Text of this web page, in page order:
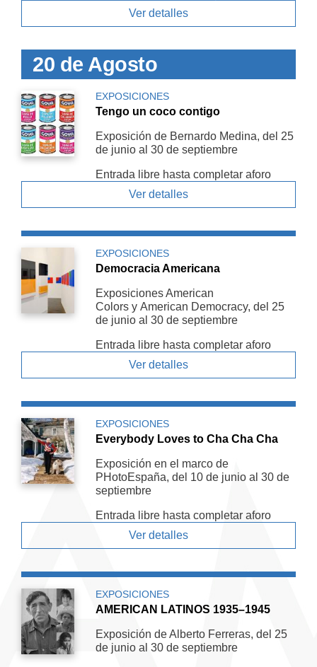
Ver detalles
20 de Agosto
EXPOSICIONES
Tengo un coco contigo
Exposición de Bernardo Medina, del 25
de junio al 30 de septiembre
Entrada libre hasta completar aforo
Ver detalles
EXPOSICIONES
Democracia Americana
Exposiciones American
Colors y American De­mocracy, del 25
de junio al 30 de septiembre
Entrada libre hasta completar aforo
Ver detalles
EXPOSICIONES
Everybody Loves to Cha Cha Cha
Exposición en el marco de
PHotoEspaña, del 10 de junio al 30 de
septiembre
Entrada libre hasta completar aforo
Ver detalles
EXPOSICIONES
AMERICAN LATINOS 1935–1945
Exposición de Alberto Ferreras, del 25
de junio al 30 de septiembre